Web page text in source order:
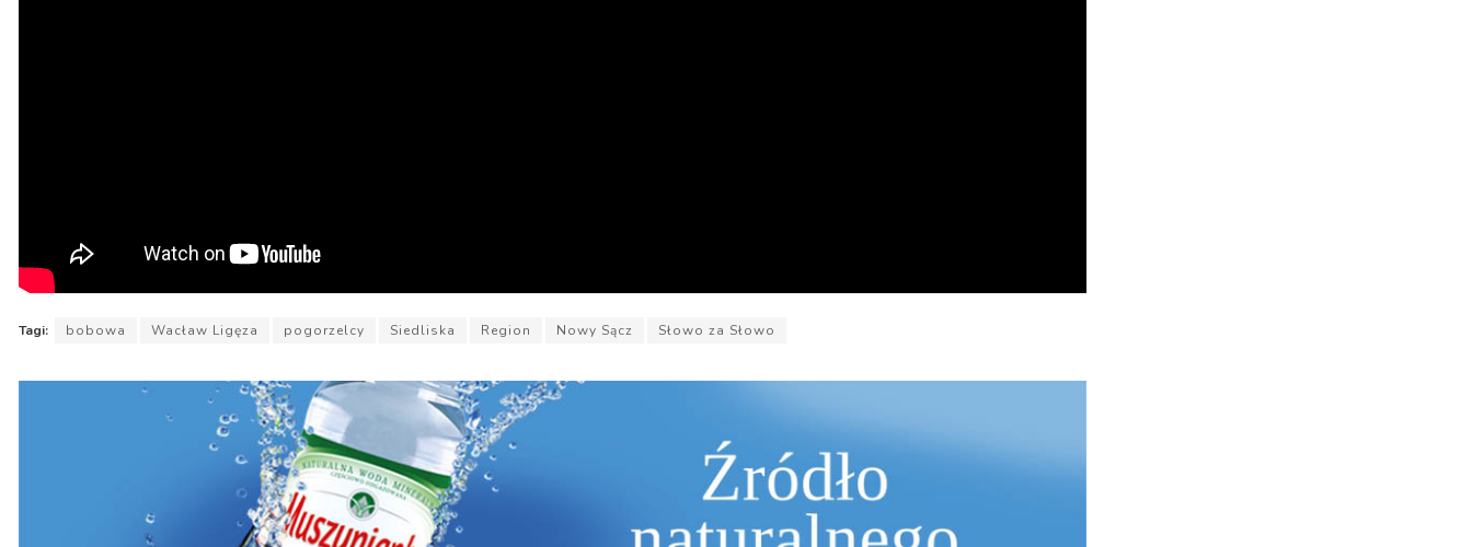
Tagi: bobowa Wacław Ligęza pogorzelcy Siedliska Region Nowy Sącz Słowo za Słowo